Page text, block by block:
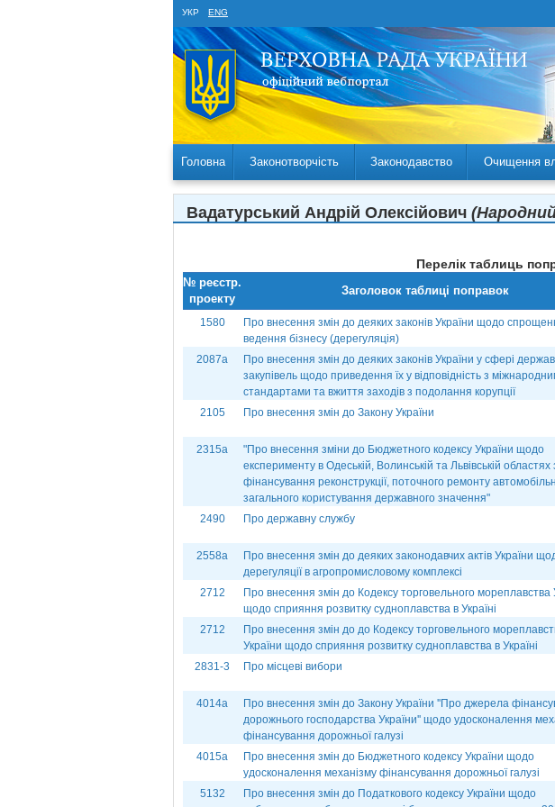
УКР ENG
Головна Законотворчість Законодавство Очищення
Вадатурський Андрій Олексійович
Перелік таблиць
№ реєстр.
проекту
Заголовок таблиці поправок
1580
Про внесення змін до деяких законів України щодо
ведення бізнесу (дерегуляція)
2087а
Про внесення змін до деяких законів України у сфері
закупівель щодо приведення їх у відповідність з
стандартами та вжиття заходів з подолання корупції
2105 Про внесення змін до Закону України
2315а
"Про внесення зміни до Бюджетного кодексу України щодо
експерименту в Одеській, Волинській та Львівській областях
фінансування реконструкції, поточного ремонту
загального користування державного значення"
2490 Про державну службу
2558а
Про внесення змін до деяких законодавчих актів України
дерегуляції в агропромисловому комплексі
2712
Про внесення змін до Кодексу торговельного мореплавства
щодо сприяння розвитку судноплавства в Україні
2712
Про внесення змін до до Кодексу торговельного
України щодо сприяння розвитку судноплавства в Україні
2831-3 Про місцеві вибори
4014а
Про внесення змін до Закону України ''Про джерела
дорожнього господарства України'' щодо удосконалення
фінансування дорожньої галузі
4015а
Про внесення змін до Бюджетного кодексу України щодо
удосконалення механізму фінансування дорожньої галузі
5132
Про внесення змін до Податкового кодексу України щодо